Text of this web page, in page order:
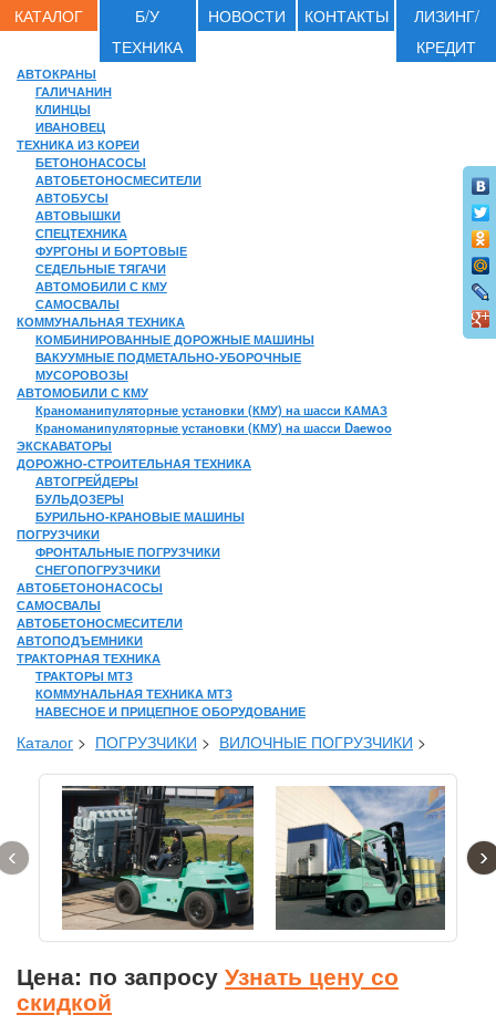
КАТАЛОГ
Б/У
ТЕХНИКА
НОВОСТИ КОНТАКТЫ
ЛИЗИНГ/
КРЕДИТ
АВТОКРАНЫ
ГАЛИЧАНИН
КЛИНЦЫ
ИВАНОВЕЦ
ТЕХНИКА ИЗ КОРЕИ
БЕТОНОНАСОСЫ
АВТОБЕТОНОСМЕСИТЕЛИ
АВТОБУСЫ
АВТОВЫШКИ
СПЕЦТЕХНИКА
ФУРГОНЫ И БОРТОВЫЕ
СЕДЕЛЬНЫЕ ТЯГАЧИ
АВТОМОБИЛИ С КМУ
САМОСВАЛЫ
КОММУНАЛЬНАЯ ТЕХНИКА
КОМБИНИРОВАННЫЕ ДОРОЖНЫЕ МАШИНЫ
ВАКУУМНЫЕ ПОДМЕТАЛЬНО-УБОРОЧНЫЕ
МУСОРОВОЗЫ
АВТОМОБИЛИ С КМУ
Краноманипуляторные установки (КМУ) на шасси КАМАЗ
Краноманипуляторные установки (КМУ) на шасси Daewoo
ЭКСКАВАТОРЫ
ДОРОЖНО-СТРОИТЕЛЬНАЯ ТЕХНИКА
АВТОГРЕЙДЕРЫ
БУЛЬДОЗЕРЫ
БУРИЛЬНО-КРАНОВЫЕ МАШИНЫ
ПОГРУЗЧИКИ
ФРОНТАЛЬНЫЕ ПОГРУЗЧИКИ
СНЕГОПОГРУЗЧИКИ
АВТОБЕТОНОНАСОСЫ
САМОСВАЛЫ
АВТОБЕТОНОСМЕСИТЕЛИ
АВТОПОДЪЕМНИКИ
ТРАКТОРНАЯ ТЕХНИКА
ТРАКТОРЫ МТЗ
КОММУНАЛЬНАЯ ТЕХНИКА МТЗ
НАВЕСНОЕ И ПРИЦЕПНОЕ ОБОРУДОВАНИЕ
Каталог > ПОГРУЗЧИКИ > ВИЛОЧНЫЕ ПОГРУЗЧИКИ >
‹ ›
Цена: по запросу Узнать цену со
скидкой